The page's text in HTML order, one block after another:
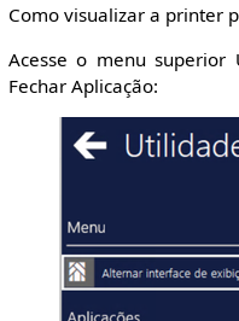
Como visualizar a printer
Acesse o menu superior
Fechar Aplicação: